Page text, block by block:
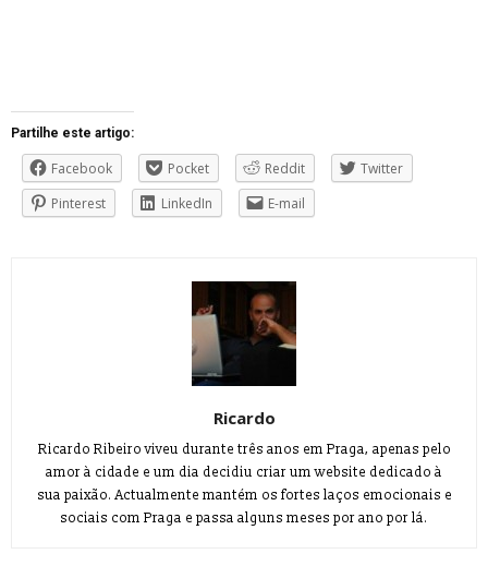
Partilhe este artigo:
Facebook Pocket Reddit
Twitter
Pinterest
LinkedIn E-mail
Ricardo
Ricardo Ribeiro viveu durante três anos em Praga, apenas pelo
amor à cidade e um dia decidiu criar um website dedicado à
sua paixão. Actualmente mantém os fortes laços emocionais e
sociais com Praga e passa alguns meses por ano por lá.